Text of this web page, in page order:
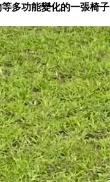
多功能變化的一張椅子